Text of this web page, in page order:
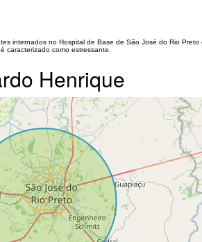
internados no Hospital de Base de São José do Rio
caracterizado como estressante.
Henrique